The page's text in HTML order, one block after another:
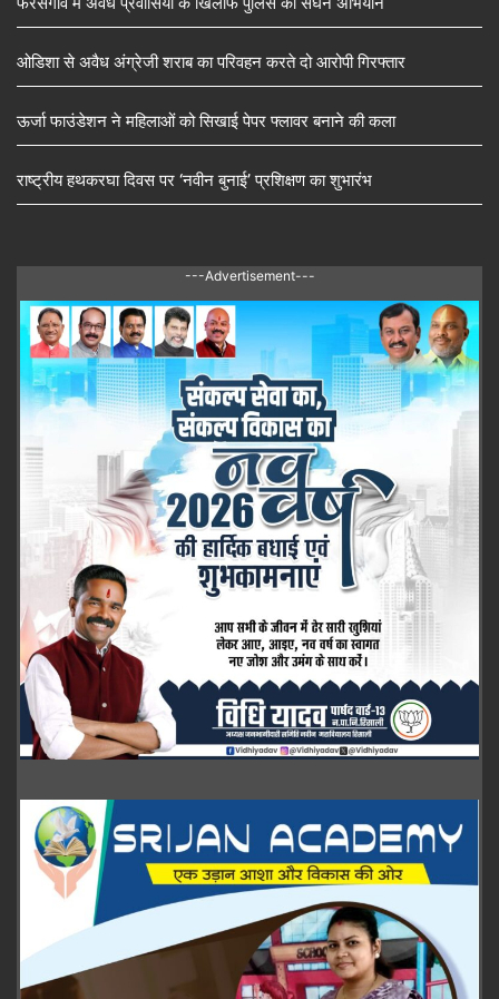
ओडिशा से अवैध अंग्रेजी शराब का परिवहन करते दो आरोपी गिरफ्तार
ऊर्जा फाउंडेशन ने महिलाओं को सिखाई पेपर फ्लावर बनाने की कला
राष्ट्रीय हथकरघा दिवस पर ‘नवीन बुनाई’ प्रशिक्षण का शुभारंभ
---Advertisement---